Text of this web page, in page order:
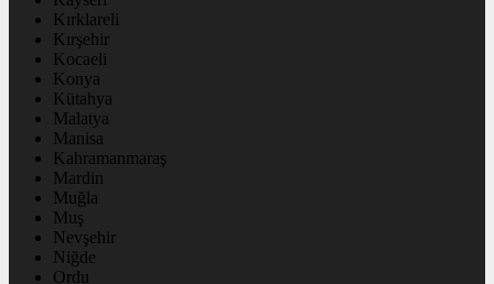
Kırklareli
Kırşehir
Kocaeli
Konya
Kütahya
Malatya
Manisa
Kahramanmaraş
Mardin
Muğla
Muş
Nevşehir
Niğde
Ordu